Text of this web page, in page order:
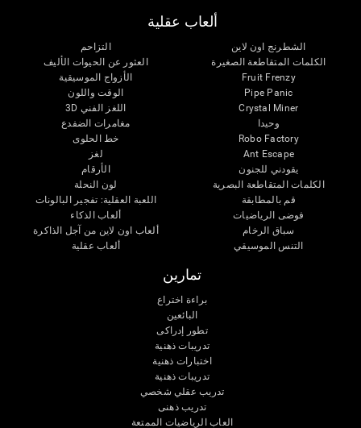
ألعاب عقلية
الشطرنج اون لاين
الكلمات المتقاطعة الصغيرة
Fruit Frenzy
Pipe Panic
Crystal Miner
وحيدا
Robo Factory
Ant Escape
يقودني للجنون
الكلمات المتقاطعة البصرية
قم بالمطابقة
فوضى الرياضيات
سباق الرخام
التنس الموسيقي
التزاحم
العثور عن الحيوات الأليف
الأزواج الموسيقية
الوقت واللون
اللغز الفني 3D
مغامرات الضفدع
خط الحلوى
لغز
الأرقام
لون النحلة
اللعبة العقلية: تفجير البالونات
ألعاب الذكاء
ألعاب اون لاين من آجل الذاكرة
ألعاب عقلية
تمارين
براءة اختراع
البائعين
تطور إدراكى
تدريبات ذهنية
اختبارات ذهنية
تدريبات ذهنية
تدريب عقلي شخصي
تدريب ذهنى
العاب الرياضيات الممتعة